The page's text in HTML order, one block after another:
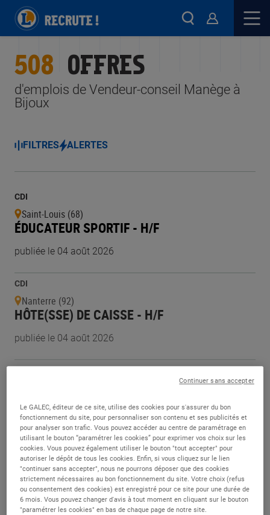
508 OFFRES
d'emplois de Vendeur-conseil Manège à
Bijoux
FILTRES ALERTES
CDI
Saint-Louis (68)
ÉDUCATEUR SPORTIF - H/F
publiée le 04 août 2026
CDI
Nanterre (92)
HÔTE(SSE) DE CAISSE - H/F
publiée le 04 août 2026
CONTRAT ETUDIANT WEEKEND + VACANCES
TEMPS PARTIEL - H/F
publiée le 04 août 2026
CDD
Clermont-Ferrand (63)
VENDEUR(EUSE) PRODUITS FRAIS - H/F
Le GALEC, éditeur de ce site, utilise des cookies pour s'assurer du bon
fonctionnement du site, pour personnaliser son contenu et ses publicités et
pour analyser son trafic. Vous pouvez accéder au centre de paramétrage en
utilisant le bouton “paramétrer les cookies” pour exprimer vos choix sur les
cookies. Vous pouvez également utiliser le bouton "tout accepter" pour
autoriser le dépôt de tous les cookies. Enfin, si vous cliquez sur le lien
"continuer sans accepter", nous ne pourrons déposer que des cookies
strictement nécessaires au bon fonctionnement du site. Votre choix (refus
ou consentement des cookies) est enregistré pour ce site pour une durée de
6 mois. Vous pouvez changer d'avis à tout moment en cliquant sur le bouton
"paramétrer les cookies" en bas de chaque page de notre site.
Continuer sans accepter